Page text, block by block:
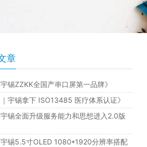
章
宇锡ZZKK全国产串口屏第一品牌》
｜宇锡拿下 ISO13485 医疗体系认证》
宇锡全面升级服务能力和思想进入2.0版
宇锡5.5寸OLED 1080*1920分辨率搭配